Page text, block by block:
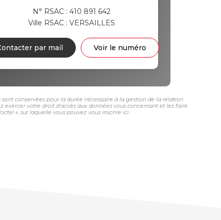
N° RSAC : 410 891 642
Ville RSAC : VERSAILLES
par mail Voir le numéro
conservées pour la durée nécessaire à la gestion de la relation
votre droit d'accès aux données vous concernant et les faire
», sur laquelle vous pouvez vous inscrire ici :